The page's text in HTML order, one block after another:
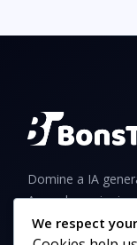
Domine a IA
Aprenda a criar
guias e dicas para
We respect